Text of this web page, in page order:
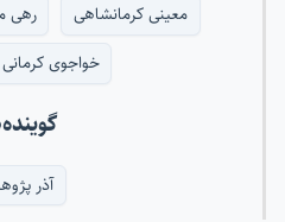
معینی کرمانشاهی رهی
خواجوی کرمانی
آذر